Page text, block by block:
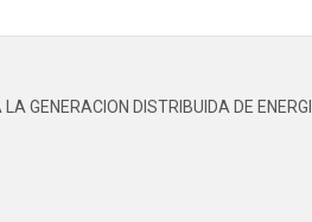
GENERACION DISTRIBUIDA DE